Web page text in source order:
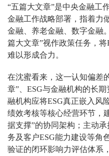
“五篇大文章”是中央金融工
金融工作战略部署，指着力
金融、养老金融、数字金融
篇大文章”视作政策任务，
难以形成合力。
在沈蜜看来，这一认知偏差
章”、ESG与金融机构的长
融机构应将ESG真正嵌入风
绩效考核等核心经营环节，
据支撑”的协同架构；主动
务及客户ESG能力建设等角
验证的闭环影响力评估体系